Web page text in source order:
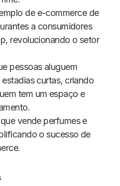
de e-commerce de
a consumidores
revolucionando o setor
pessoas aluguem
curtas, criando
tem um espaço e
vende perfumes e
o sucesso de